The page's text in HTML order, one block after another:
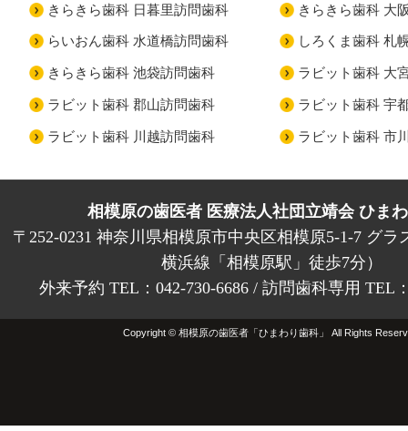
きらきら歯科 日暮里訪問歯科 きらきら歯科 大
らいおん歯科 水道橋訪問歯科 しろくま歯科 札
きらきら歯科 池袋訪問歯科 ラビット歯科 大
ラビット歯科 郡山訪問歯科 ラビット歯科 宇
ラビット歯科 川越訪問歯科 ラビット歯科 市
相模原の歯医者 医療法人社団立靖会 ひま
〒252-0231 神奈川県相模原市中央区相模原5-1-7 グラ
横浜線「相模原駅」徒歩7分）
外来予約 TEL：042-730-6686 / 訪問歯科専用 TEL
Copyright © 相模原の歯医者「ひまわり歯科」 All Rights